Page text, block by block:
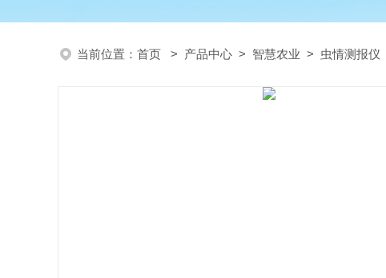
当前位置： 首页 > 产品中心 > 智慧农业 > 虫情测报仪